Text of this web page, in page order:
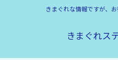
きまぐれな情報ですが、
きまぐれス